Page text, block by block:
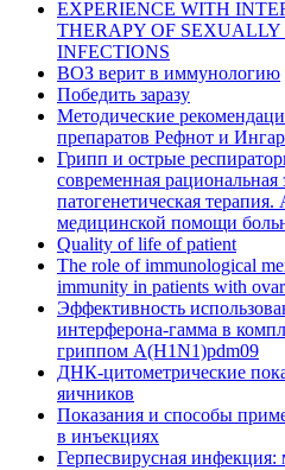
EXPERIENCE WITH
THERAPY OF
INFECTIONS
ВОЗ верит в иммунологию
Победить заразу
Методические
препаратов Рефнот и
Грипп и острые
современная рациональная
патогенетическая
медицинской помощи
Quality of life of patient
The role of immunological
immunity in patients with
Эффективность
интерферона-гамма в
гриппом А(H1N1)pdm09
ДНК-цитометрические
яичников
Показания и способы
в инъекциях
Герпесвирусная